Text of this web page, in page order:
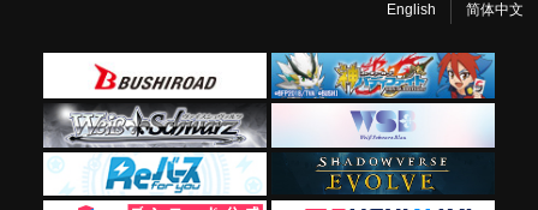
English 简体中文